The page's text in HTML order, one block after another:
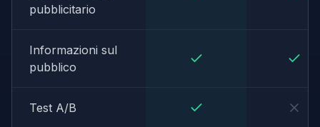
pubblicitario
Informazioni sul
pubblico
Test A/B